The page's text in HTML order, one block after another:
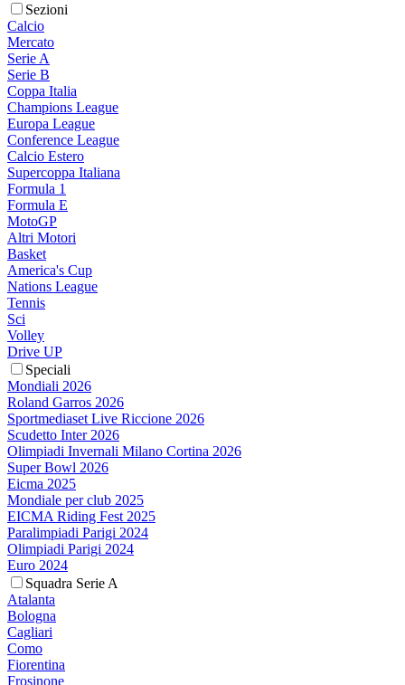
Sezioni
Calcio
Mercato
Serie A
Serie B
Coppa Italia
Champions League
Europa League
Conference League
Calcio Estero
Supercoppa Italiana
Formula 1
Formula E
MotoGP
Altri Motori
Basket
America's Cup
Nations League
Tennis
Sci
Volley
Drive UP
Speciali
Mondiali 2026
Roland Garros 2026
Sportmediaset Live Riccione 2026
Scudetto Inter 2026
Olimpiadi Invernali Milano Cortina 2026
Super Bowl 2026
Eicma 2025
Mondiale per club 2025
EICMA Riding Fest 2025
Paralimpiadi Parigi 2024
Olimpiadi Parigi 2024
Euro 2024
Squadra Serie A
Atalanta
Bologna
Cagliari
Como
Fiorentina
Frosinone